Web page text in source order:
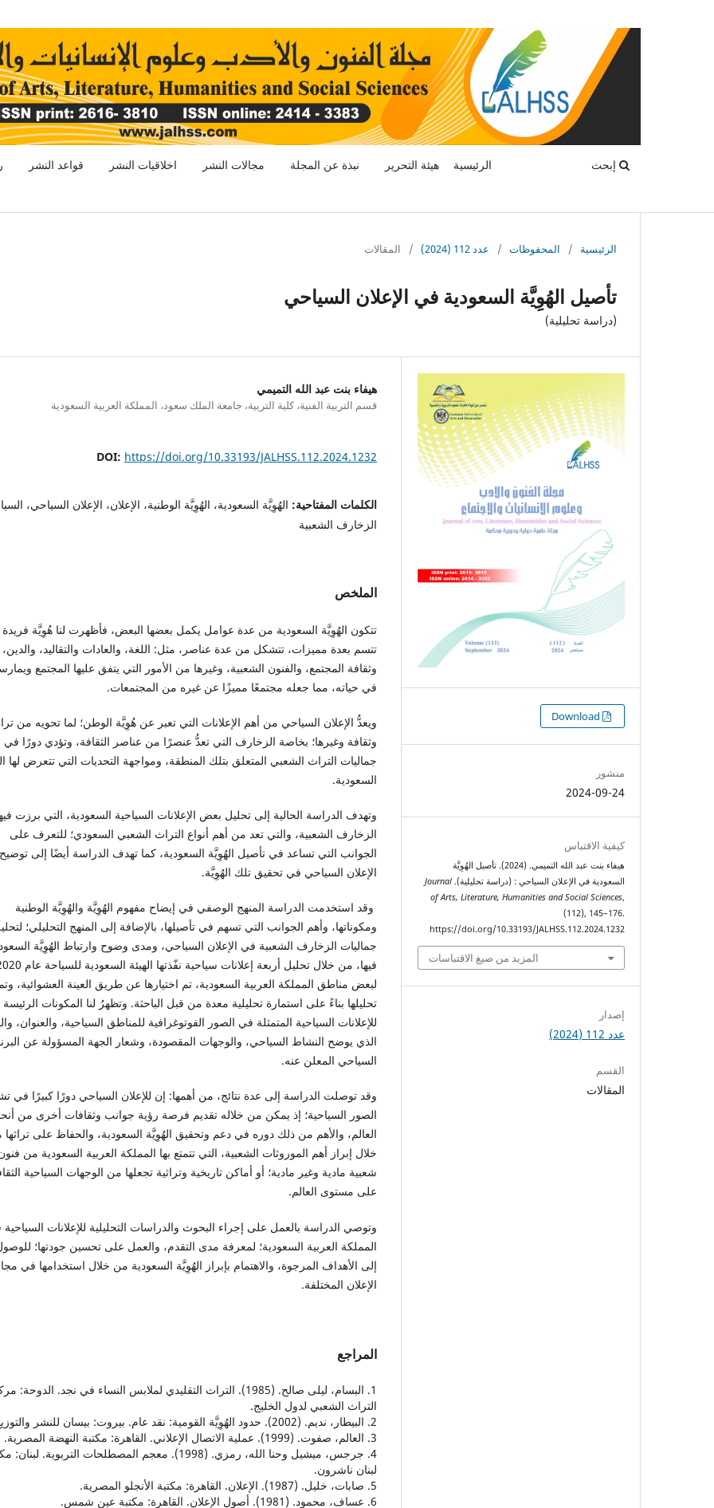
الرئيسية هيئة التحرير نبذة عن المجلة مجالات النشر اخلاقيات النشر قواعد النشر إبحث
الرئيسية / المحفوظات / عدد 112 (2024) / المقالات
تأصيل الهُوِيَّة السعودية في الإعلان السياحي
(دراسة تحليلية)
هيفاء بنت عبد الله التميمي
قسم التربية الفنية، كلية التربية، جامعة الملك سعود، المملكة العربية السعودية
DOI: https://doi.org/10.33193/JALHSS.112.2024.1232
الكلمات المفتاحية: الهُوِيَّة السعودية، الهُوِيَّة الوطنية، الإعلان، الإعلان السياحي،
الزخارف الشعبية
الملخص
تتكون الهُوِيَّة السعودية من عدة عوامل يكمل بعضها البعض، فأظهرت لنا هُوِيَّة فريدة
تتسم بعدة مميزات، تتشكل من عدة عناصر، مثل: اللغة، والعادات والتقاليد، والدين،
وثقافة المجتمع، والفنون الشعبية، وغيرها من الأمور التي يتفق عليها المجتمع
في حياته، مما جعله مجتمعًا مميزًا عن غيره من المجتمعات.
ويعدُّ الإعلان السياحي من أهم الإعلانات التي تعبر عن هُوِيَّة الوطن؛ لما تحويه من
وثقافة وغيرها؛ بخاصة الزخارف التي تعدُّ عنصرًا من عناصر الثقافة، وتؤدي دورًا في
جماليات التراث الشعبي المتعلق بتلك المنطقة، ومواجهة التحديات التي تتعرض لها
السعودية.
وتهدف الدراسة الحالية إلى تحليل بعض الإعلانات السياحية السعودية، التي برزت
الزخارف الشعبية، والتي تعد من أهم أنواع التراث الشعبي السعودي؛ للتعرف على
الجوانب التي تساعد في تأصيل الهُوِيَّة السعودية، كما تهدف الدراسة أيضًا إلى
الإعلان السياحي في تحقيق تلك الهُوِيَّة.
وقد استخدمت الدراسة المنهج الوصفي في إيضاح مفهوم الهُوِيَّة والهُوِيَّة الوطنية
ومكوناتها، وأهم الجوانب التي تسهم في تأصيلها، بالإضافة إلى المنهج التحليلي؛
جماليات الزخارف الشعبية في الإعلان السياحي، ومدى وضوح وارتباط الهُوِيَّة
لبعض مناطق المملكة العربية السعودية، تم اختيارها عن طريق العينة العشوائية،
تحليلها بناءً على استمارة تحليلية معدة من قبل الباحثة. وتظهرُ لنا المكونات الرئيسة
للإعلانات السياحية المتمثلة في الصور الفوتوغرافية للمناطق السياحية، والعنوان،
الذي يوضح النشاط السياحي، والوجهات المقصودة، وشعار الجهة المسؤولة عن
السياحي المعلن عنه.
وقد توصلت الدراسة إلى عدة نتائج، من أهمها: إن للإعلان السياحي دورًا كبيرًا في
الصور السياحية؛ إذ يمكن من خلاله تقديم فرصة رؤية جوانب وثقافات أخرى من
العالم، والأهم من ذلك دوره في دعم وتحقيق الهُوِيَّة السعودية، والحفاظ على
خلال إبراز أهم الموروثات الشعبية، التي تتمتع بها المملكة العربية السعودية من
شعبية مادية وغير مادية؛ أو أماكن تاريخية وتراثية تجعلها من الوجهات السياحية
على مستوى العالم.
وتوصي الدراسة بالعمل على إجراء البحوث والدراسات التحليلية للإعلانات
المملكة العربية السعودية؛ لمعرفة مدى التقدم، والعمل على تحسين جودتها؛
إلى الأهداف المرجوة، والاهتمام بإبراز الهُوِيَّة السعودية من خلال استخدامها في
الإعلان المختلفة.
المراجع
1. البسام، ليلى صالح. (1985). التراث التقليدي لملابس النساء في نجد. الدوحة:
التراث الشعبي لدول الخليج.
2. البيطار، نديم. (2002). حدود الهُوِيَّة القومية: نقد عام. بيروت: بيسان للنشر والتوزيع.
3. العالم، صفوت. (1999). عملية الاتصال الإعلاني. القاهرة: مكتبة النهضة المصرية.
4. جرجس، ميشيل وحنا الله، رمزي. (1998). معجم المصطلحات التربوية.
لبنان ناشرون.
5. صابات، خليل. (1987). الإعلان. القاهرة: مكتبة الأنجلو المصرية.
6. عساف، محمود. (1981). أصول الإعلان. القاهرة: مكتبة عين شمس.
التنزيلات
منشور
2024-09-24
كيفية الاقتباس
هيفاء بنت عبد الله التميمي. (2024). تأصيل الهُوِيَّة
السعودية في الإعلان السياحي : (دراسة تحليلية).Journal
of Arts, Literature, Humanities and Social Sciences,
(112), 145–176.
https://doi.org/10.33193/JALHSS.112.2024.1232
المزيد من صيغ الاقتباسات
إصدار
عدد 112 (2024)
القسم
المقالات